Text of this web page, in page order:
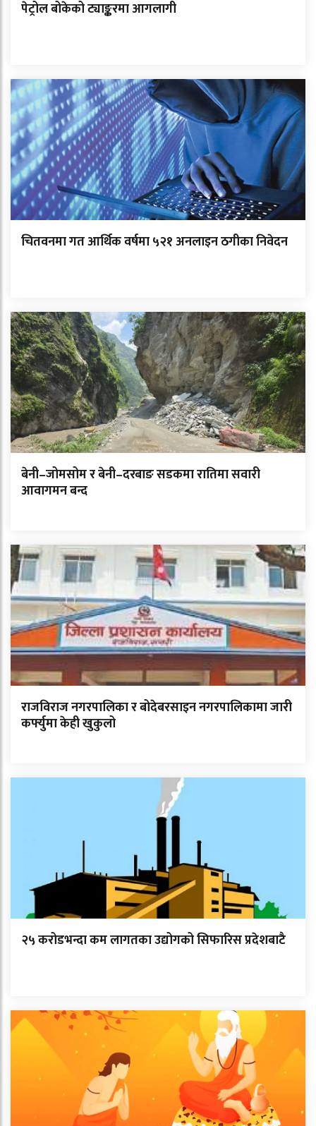
पेट्रोल बोकेको ट्याङ्करमा आगलागी
चितवनमा गत आर्थिक वर्षमा ५२१ अनलाइन ठगीका निवेदन
बेनी–जोमसोम र बेनी–दरबाङ सडकमा रातिमा सवारी
आवागमन बन्द
राजविराज नगरपालिका र बोदेबरसाइन नगरपालिकामा जारी
कर्फ्युमा केही खुकुलो
२५ करोडभन्दा कम लागतका उद्योगको सिफारिस प्रदेशबाटै